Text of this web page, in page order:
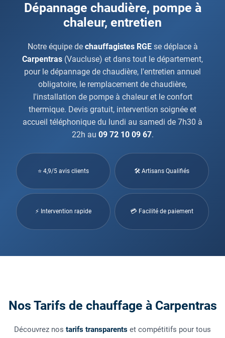
Dépannage chaudière, pompe à
chaleur, entretien
Notre équipe de chauffagistes RGEse déplace à
Carpentras (Vaucluse) et dans tout le département,
pour le dépannage de chaudière, l'entretien annuel
obligatoire, le remplacement de chaudière,
l'installation de pompe à chaleur et le confort
thermique. Devis gratuit, intervention soignée et
accueil téléphonique du lundi au samedi de 7h30 à
22h au 09 72 10 09 67.
⭐ 4,9/5 avis clients 🛠 Artisans Qualifiés
⚡ Intervention rapide 💳 Facilité de paiement
Nos Tarifs de chauffage à Carpentras
Découvrez nos tarifs transparents et compétitifs pour tous